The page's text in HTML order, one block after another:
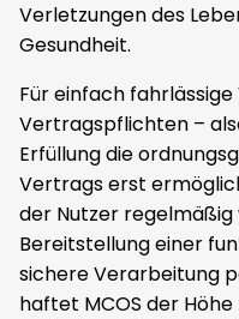
Verletzungen des
Gesundheit.
Für einfach
Vertragspflichten –
Erfüllung die
Vertrags erst
der Nutzer regelmäßig
Bereitstellung einer
sichere Verarbeitung
haftet MCOS der